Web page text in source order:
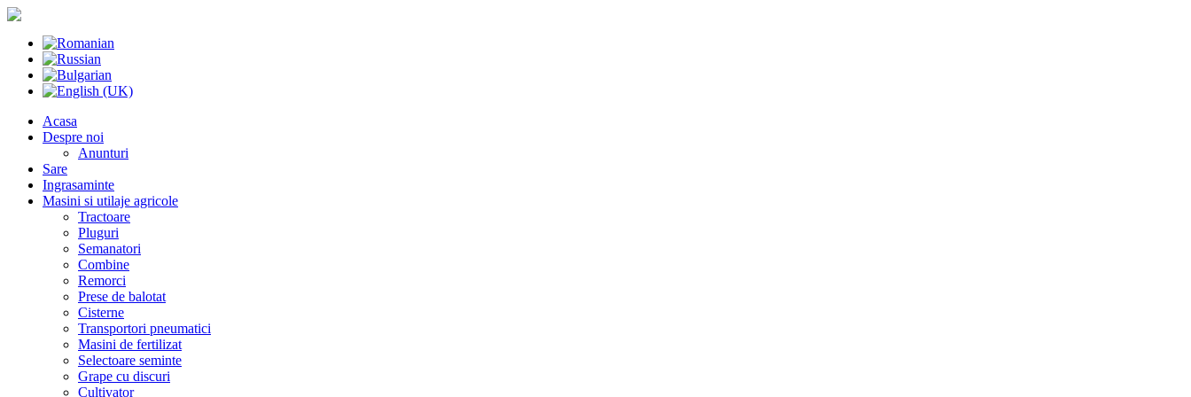
Acasa
Despre noi
Anunturi
Sare
Ingrasaminte
Masini si utilaje agricole
Tractoare
Pluguri
Semanatori
Combine
Remorci
Prese de balotat
Cisterne
Transportori pneumatici
Masini de fertilizat
Selectoare seminte
Grape cu discuri
Cultivator